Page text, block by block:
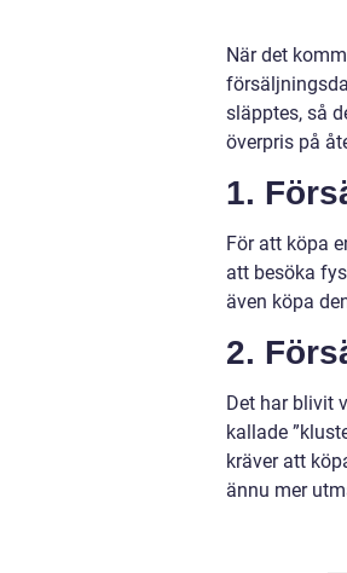
När det
släpptes, så
överpris på
1.
För att köpa
att besöka
även köpa
2.
Det har blivit
kallade
kräver att
ännu mer